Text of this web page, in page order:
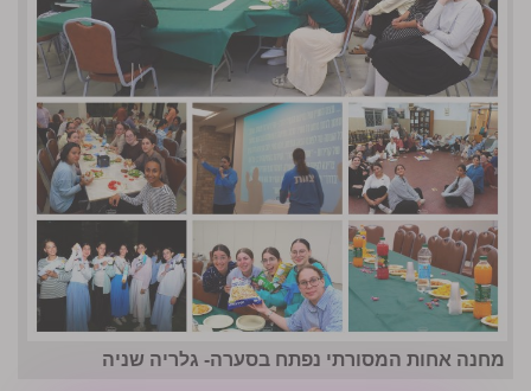
מחנה אחות המסורתי נפתח בסערה- גלריה שניה